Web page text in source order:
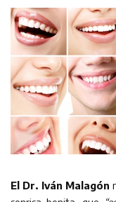
El Dr. Iván Malagón